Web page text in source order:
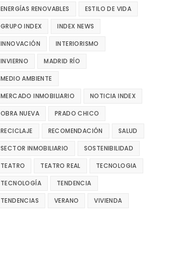
ENERGÍAS RENOVABLES ESTILO DE VIDA
GRUPO INDEX INDEX NEWS
INNOVACIÓN INTERIORISMO
INVIERNO MADRID RÍO
MEDIO AMBIENTE
MERCADO INMOBILIARIO NOTICIA INDEX
OBRA NUEVA PRADO CHICO
RECICLAJE RECOMENDACIÓN SALUD
SECTOR INMOBILIARIO SOSTENIBILIDAD
TEATRO TEATRO REAL TECNOLOGIA
TECNOLOGÍA TENDENCIA
TENDENCIAS VERANO VIVIENDA